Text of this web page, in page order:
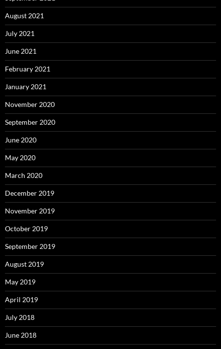
August 2021
July 2021
June 2021
February 2021
January 2021
November 2020
September 2020
June 2020
May 2020
March 2020
December 2019
November 2019
October 2019
September 2019
August 2019
May 2019
April 2019
July 2018
June 2018